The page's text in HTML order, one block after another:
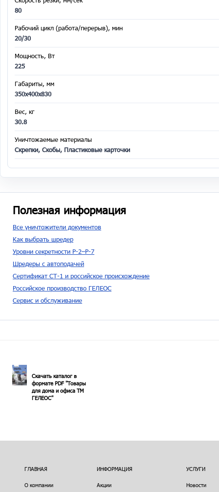
80
Рабочий цикл (работа/перерыв), мин
20/30
Мощность, Вт
225
Габариты, мм
350х400х830
Вес, кг
30.8
Уничтожаемые материалы
Скрепки, Скобы, Пластиковые карточки
Полезная информация
Все уничтожители документов
Как выбрать шредер
Уровни секретности P-2–P-7
Шредеры с автоподачей
Сертификат СТ-1 и российское происхождение
Российское производство ГЕЛЕОС
Сервис и обслуживание
Скачать каталог в
формате PDF "Товары
для дома и офиса ТМ
ГЕЛЕОС"
ГЛАВНАЯ
О компании
ИНФОРМАЦИЯ
Акции
УСЛУГИ
Новости